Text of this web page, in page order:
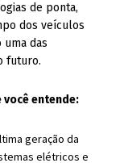
de ponta,
dos veículos
das
futuro.
você entende:
geração da
elétricos e